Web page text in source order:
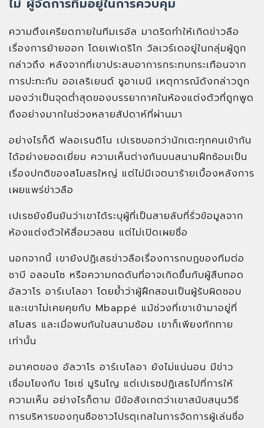
ไม่ ผู้จัดการทีมอยู่ในการควบคุม
ความตึงเครียดภายในทีมเรอัล มาดริดทำให้เกิดข่าวลือ
เรื่องการย้ายออก โดยเฟเดริโก วัลเวร์เดอยู่ในกลุ่มผู้ถูก
กล่าวถึง หลังจากที่เขาประสบอาการกระทบกระเทือนจาก
การปะทะกับ ออเลริเยนต์ ชูอาเมนี เหตุการณ์ดังกล่าวถูก
มองว่าเป็นจุดต่ำสุดของบรรยากาศในห้องแต่งตัวที่ถูกพูด
ถึงอย่างมากในช่วงหลายสัปดาห์ที่ผ่านมา
อย่างไรก็ดี ฟลอเรนติโน เปเรซบอกว่านักเตะทุกคนเข้ากัน
ได้อย่างยอดเยี่ยม ความเห็นต่างกันบนสนามฝึกซ้อมเป็น
เรื่องปกติของสโมสรใหญ่ แต่ไม่มีเจตนาร้ายเบื้องหลังการ
เผยแพร่ข่าวลือ
เปเรซยังยืนยันว่าเขาได้ระบุผู้ที่เป็นสายลับที่รั่วข้อมูลจาก
ห้องแต่งตัวให้สื่อมวลชน แต่ไม่เปิดเผยชื่อ
นอกจากนี้ เขายังปฏิเสธข่าวลือเรื่องการกบฏของทีมต่อ
ชาบี อลอนโซ หรือความกดดันที่อาจเกิดขึ้นกับผู้สืบทอด
อัลวาโร อาร์เบโลอา โดยย้ำว่าผู้ฝึกสอนเป็นผู้รับผิดชอบ
และเขาไม่เคยคุยกับ Mbappé แม้ช่วงที่เขาเข้ามาอยู่ที่
สโมสร และเมื่อพบกันในสนามซ้อม เขาก็เพียงทักทาย
เท่านั้น
อนาคตของ อัลวาโร อาร์เบโลอา ยังไม่แน่นอน มีข่าว
เชื่อมโยงกับ โชเซ่ มูรินโญ แต่เปเรซปฏิเสธไปที่การให้
ความเห็น อย่างไรก็ตาม มีข้อสังเกตว่าเขาสนับสนุนวิธี
การบริหารของกุนซือชาวโปรตุเกสในการจัดการผู้เล่นชื่อ